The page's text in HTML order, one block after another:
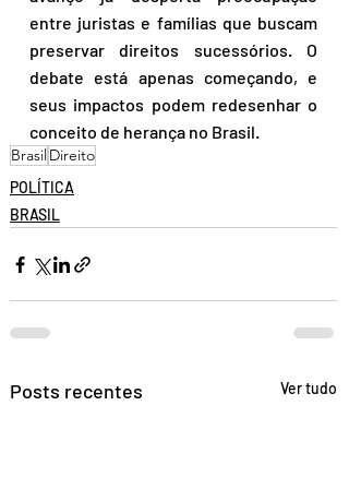
entre juristas e famílias que buscam
preservar direitos sucessórios. O
debate está apenas começando, e
seus impactos podem redesenhar o
conceito de herança no Brasil.
BrasilDireito
POLÍTICA
BRASIL
Posts recentes Ver tudo